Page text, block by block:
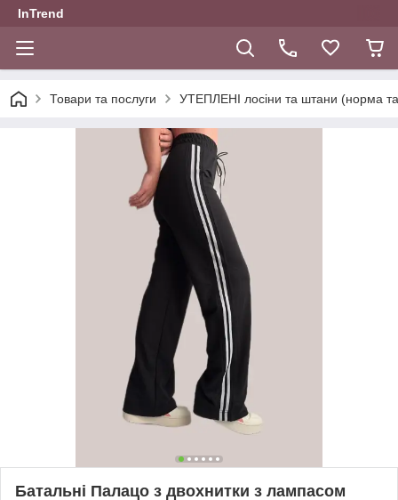
InTrend
Товари та послуги УТЕПЛЕНІ лосіни та штани (норма
Батальні Палацо з двохнитки з лампасом